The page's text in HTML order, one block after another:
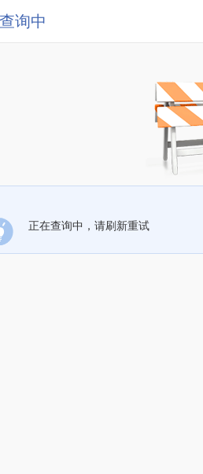
询中
正在查询中，请刷新重试